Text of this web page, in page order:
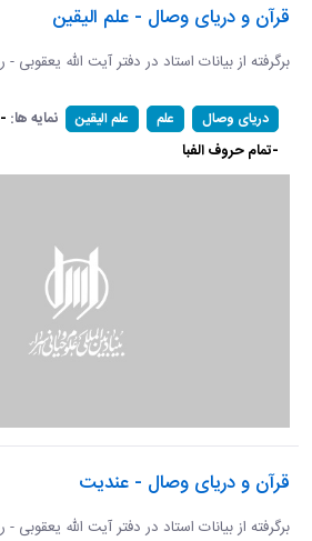
قرآن و دریای وصال - علم الیقین
برگرفته از بیانات استاد در دفتر آیت الله یعقوبی -
دریای وصال علم علم الیقین نمایه ها:
-تمام حروف الفبا
قرآن و دریای وصال - عندیت
برگرفته از بیانات استاد در دفتر آیت الله یعقوبی -